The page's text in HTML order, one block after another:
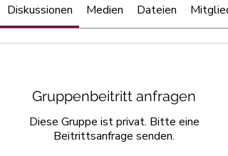
Diskussionen Medien Dateien
Gruppenbeitritt anfragen
Diese Gruppe ist privat. Bitte eine
Beitrittsanfrage senden.